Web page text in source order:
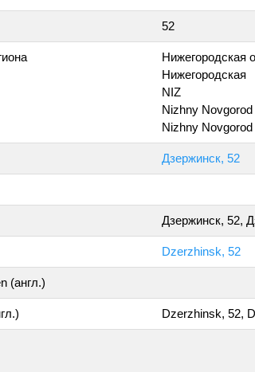
52
Нижегородская
Нижегородская
NIZ
Nizhny
Nizhny
Дзержинск, 52
Дзержинск, 52,
Dzerzhinsk, 52
(англ.)
Dzerzhinsk, 52,